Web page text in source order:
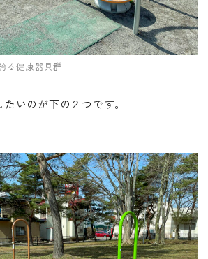
る健康器具群
いのが下の２つです。